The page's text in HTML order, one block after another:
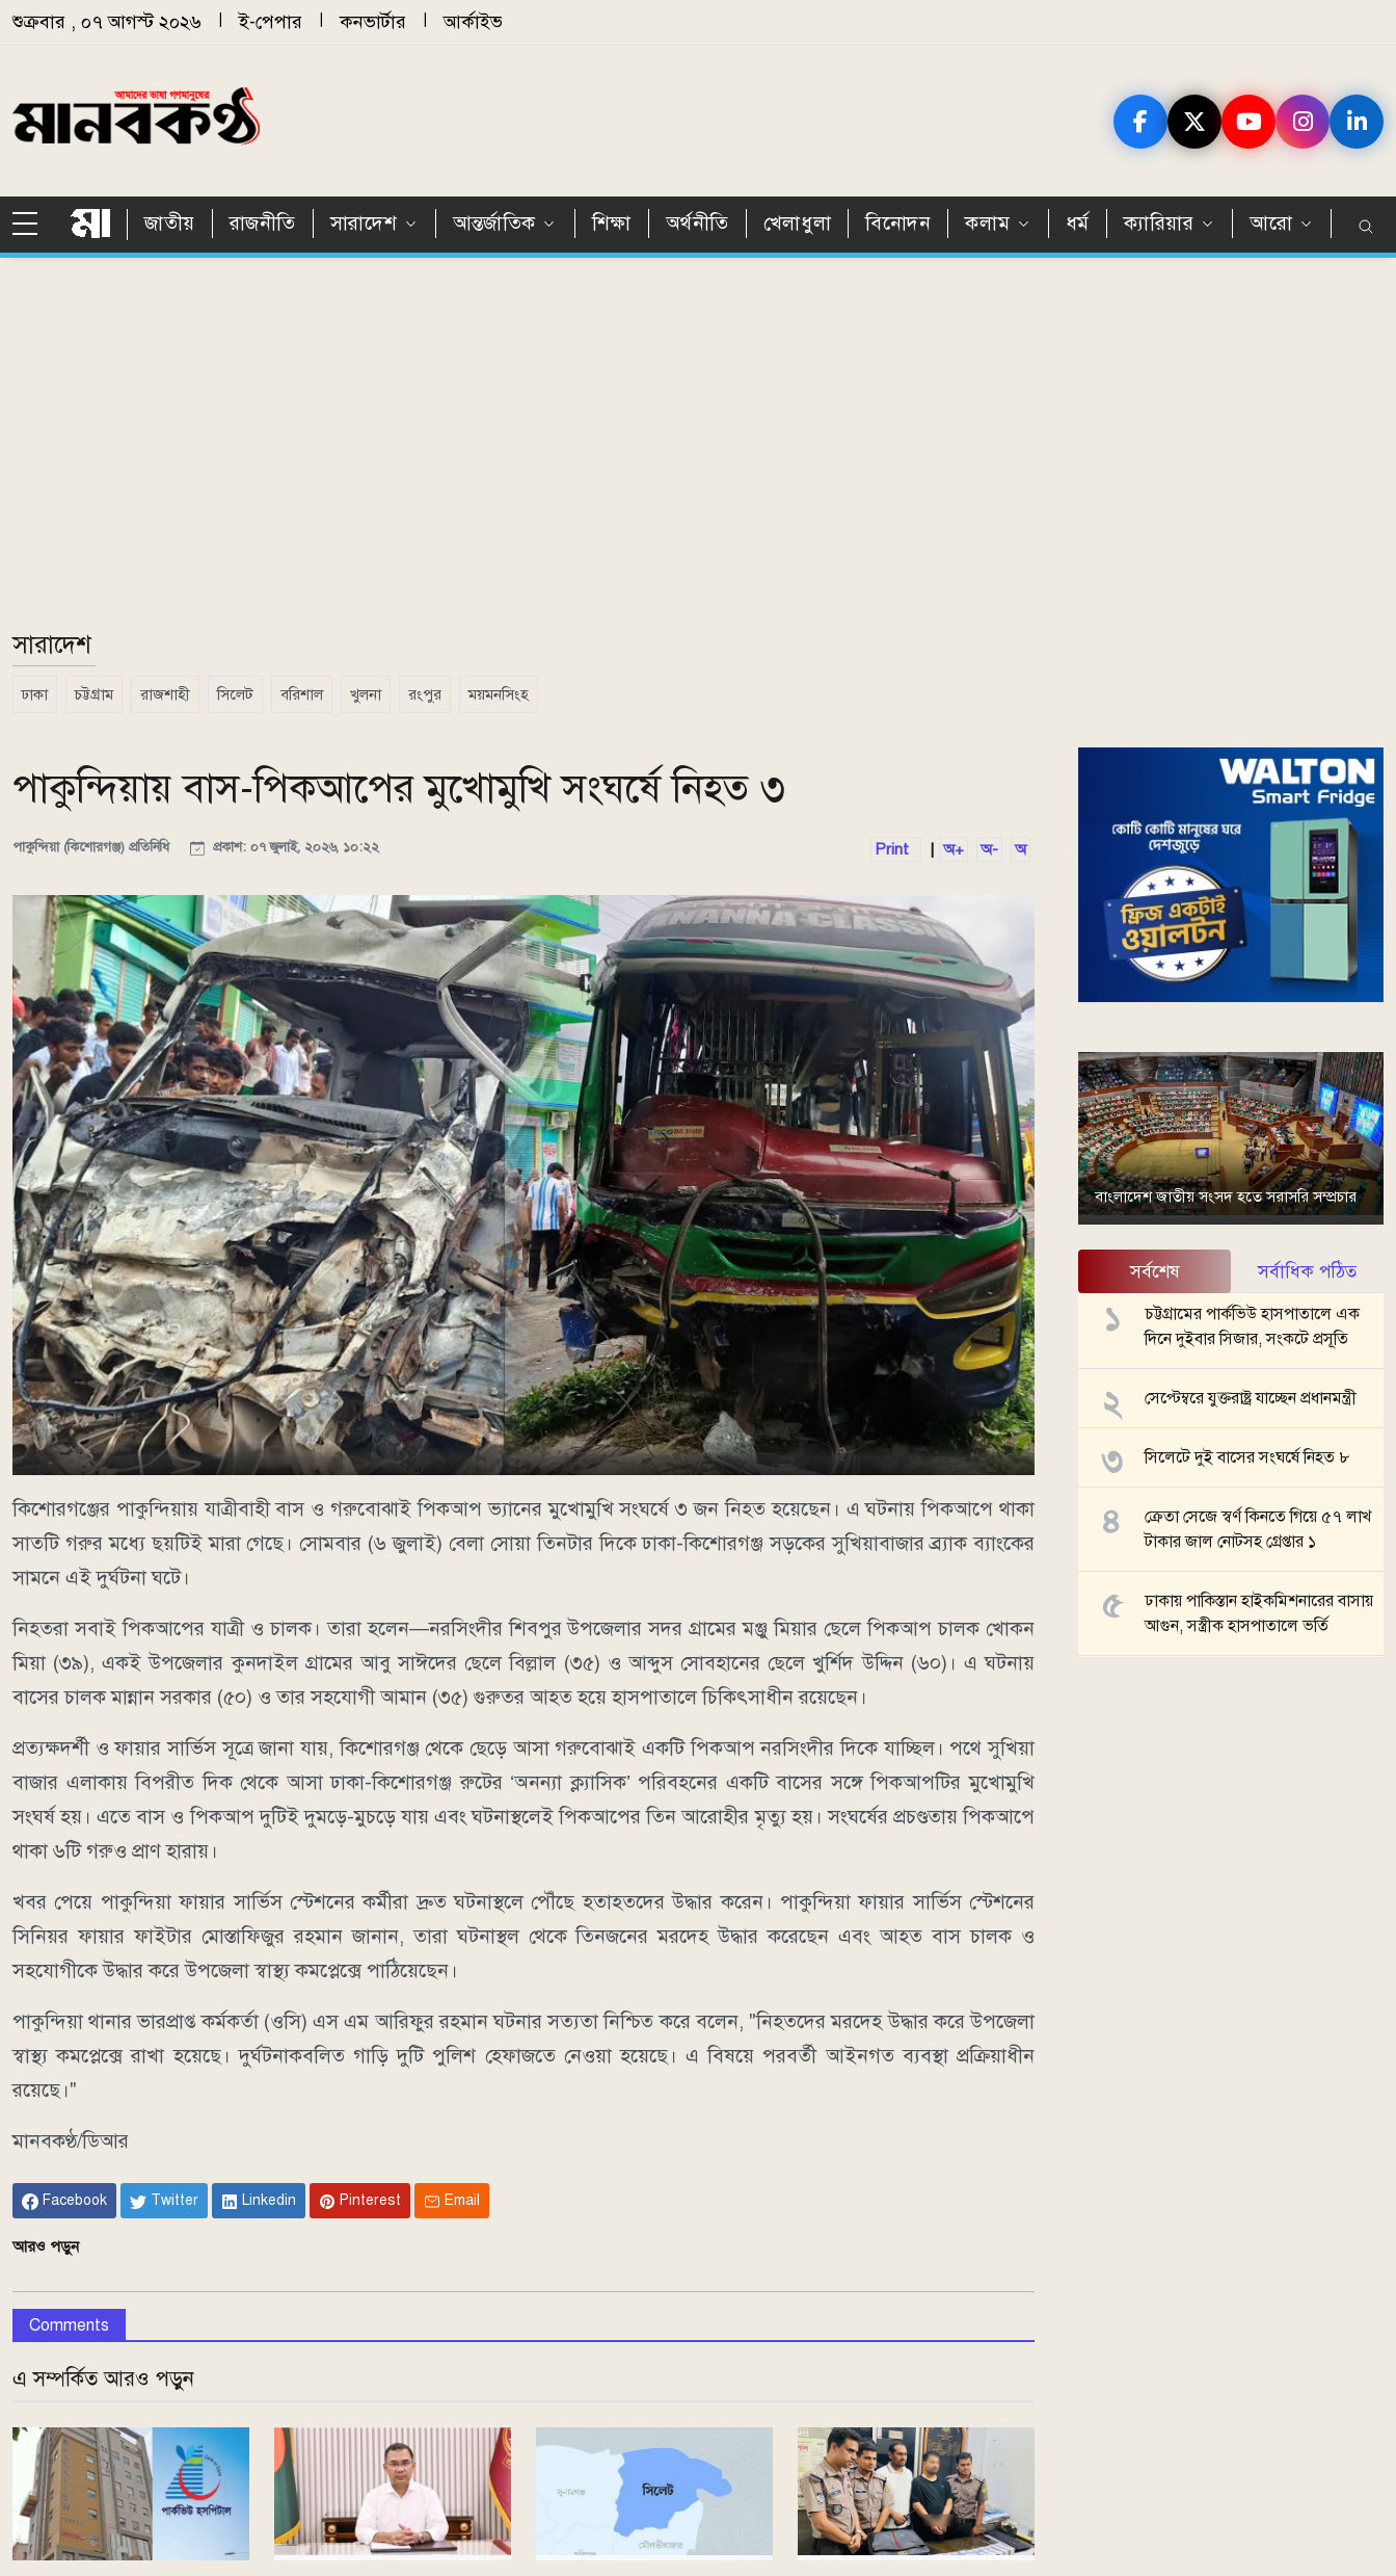
Skip to main content
শুক্রবার , ০৭ আগস্ট ২০২৬ ই-পেপার কনভার্টার আর্কাইভ
জাতীয় রাজনীতি সারাদেশ আন্তর্জাতিক শিক্ষা অর্থনীতি খেলাধুলা বিনোদন কলাম ধর্ম ক্যারিয়ার আরো
সারাদেশ
ঢাকা চট্টগ্রাম রাজশাহী সিলেট বরিশাল খুলনা রংপুর ময়মনসিংহ
পাকুন্দিয়ায় বাস-পিকআপের মুখোমুখি সংঘর্ষে নিহত ৩
পাকুন্দিয়া (কিশোরগঞ্জ) প্রতিনিধি প্রকাশ: ০৭ জুলাই, ২০২৬, ১০:২২ Print অ+ অ- অ
কিশোরগঞ্জের পাকুন্দিয়ায় যাত্রীবাহী বাস ও গরুবোঝাই পিকআপ ভ্যানের মুখোমুখি সংঘর্ষে ৩ জন নিহত হয়েছেন। এ ঘটনায় পিকআপে থাকা
সাতটি গরুর মধ্যে ছয়টিই মারা গেছে। সোমবার (৬ জুলাই) বেলা সোয়া তিনটার দিকে ঢাকা-কিশোরগঞ্জ সড়কের সুখিয়াবাজার ব্র্যাক ব্যাংকের
সামনে এই দুর্ঘটনা ঘটে।
নিহতরা সবাই পিকআপের যাত্রী ও চালক। তারা হলেন—নরসিংদীর শিবপুর উপজেলার সদর গ্রামের মঞ্জু মিয়ার ছেলে পিকআপ চালক খোকন
মিয়া (৩৯), একই উপজেলার কুনদাইল গ্রামের আবু সাঈদের ছেলে বিল্লাল (৩৫) ও আব্দুস সোবহানের ছেলে খুর্শিদ উদ্দিন (৬০)। এ ঘটনায়
বাসের চালক মান্নান সরকার (৫০) ও তার সহযোগী আমান (৩৫) গুরুতর আহত হয়ে হাসপাতালে চিকিৎসাধীন রয়েছেন।
প্রত্যক্ষদর্শী ও ফায়ার সার্ভিস সূত্রে জানা যায়, কিশোরগঞ্জ থেকে ছেড়ে আসা গরুবোঝাই একটি পিকআপ নরসিংদীর দিকে যাচ্ছিল। পথে সুখিয়া
বাজার এলাকায় বিপরীত দিক থেকে আসা ঢাকা-কিশোরগঞ্জ রুটের ‘অনন্যা ক্ল্যাসিক’ পরিবহনের একটি বাসের সঙ্গে পিকআপটির মুখোমুখি
সংঘর্ষ হয়। এতে বাস ও পিকআপ দুটিই দুমড়ে-মুচড়ে যায় এবং ঘটনাস্থলেই পিকআপের তিন আরোহীর মৃত্যু হয়। সংঘর্ষের প্রচণ্ডতায় পিকআপে
থাকা ৬টি গরুও প্রাণ হারায়।
খবর পেয়ে পাকুন্দিয়া ফায়ার সার্ভিস স্টেশনের কর্মীরা দ্রুত ঘটনাস্থলে পৌঁছে হতাহতদের উদ্ধার করেন। পাকুন্দিয়া ফায়ার সার্ভিস স্টেশনের
সিনিয়র ফায়ার ফাইটার মোস্তাফিজুর রহমান জানান, তারা ঘটনাস্থল থেকে তিনজনের মরদেহ উদ্ধার করেছেন এবং আহত বাস চালক ও
সহযোগীকে উদ্ধার করে উপজেলা স্বাস্থ্য কমপ্লেক্সে পাঠিয়েছেন।
পাকুন্দিয়া থানার ভারপ্রাপ্ত কর্মকর্তা (ওসি) এস এম আরিফুর রহমান ঘটনার সত্যতা নিশ্চিত করে বলেন, "নিহতদের মরদেহ উদ্ধার করে উপজেলা
স্বাস্থ্য কমপ্লেক্সে রাখা হয়েছে। দুর্ঘটনাকবলিত গাড়ি দুটি পুলিশ হেফাজতে নেওয়া হয়েছে। এ বিষয়ে পরবর্তী আইনগত ব্যবস্থা প্রক্রিয়াধীন
রয়েছে।"
মানবকণ্ঠ/ডিআর
Facebook Twitter Linkedin Pinterest Email
আরও পড়ুন
Comments
এ সম্পর্কিত আরও পড়ুন
বাংলাদেশ জাতীয় সংসদ হতে সরাসরি সম্প্রচার
সর্বশেষ সর্বাধিক পঠিত
চট্টগ্রামের পার্কভিউ হাসপাতালে এক
দিনে দুইবার সিজার, সংকটে প্রসূতি
সেপ্টেম্বরে যুক্তরাষ্ট্র যাচ্ছেন প্রধানমন্ত্রী
সিলেটে দুই বাসের সংঘর্ষে নিহত ৮
ক্রেতা সেজে স্বর্ণ কিনতে গিয়ে ৫৭ লাখ
টাকার জাল নোটসহ গ্রেপ্তার ১
ঢাকায় পাকিস্তান হাইকমিশনারের বাসায়
আগুন, সস্ত্রীক হাসপাতালে ভর্তি